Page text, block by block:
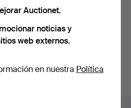
cuenta
Auctionet.
noticias y
web externos.
en nuestra Política